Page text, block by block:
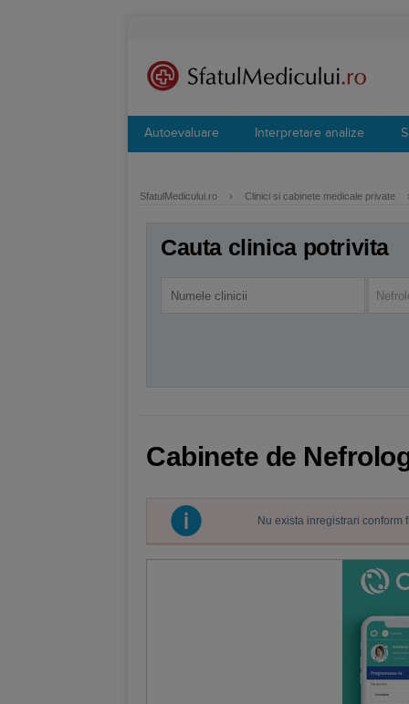
Autoevaluare Interpretare analize
SfatulMedicului.ro › Clinici si cabinete medicale private
Cauta clinica potrivita
Cabinete de
Nu exista inregistrari